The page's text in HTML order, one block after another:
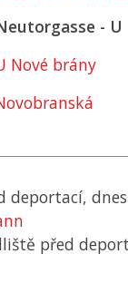
- U
Nové brány
deportací,
před